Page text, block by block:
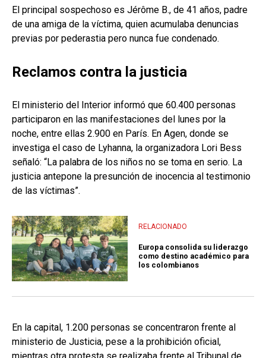
El principal sospechoso es Jérôme B., de 41 años, padre
de una amiga de la víctima, quien acumulaba denuncias
previas por pederastia pero nunca fue condenado.
Reclamos contra la justicia
El ministerio del Interior informó que 60.400 personas
participaron en las manifestaciones del lunes por la
noche, entre ellas 2.900 en París. En Agen, donde se
investiga el caso de Lyhanna, la organizadora Lori Bess
señaló: “La palabra de los niños no se toma en serio. La
justicia antepone la presunción de inocencia al testimonio
de las víctimas”.
RELACIONADO
Europa consolida su liderazgo
como destino académico para
los colombianos
En la capital, 1.200 personas se concentraron frente al
ministerio de Justicia, pese a la prohibición oficial,